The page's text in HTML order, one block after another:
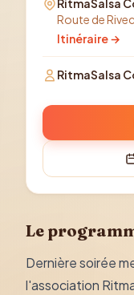
RitmaSalsa
Route de
Itinéraire →
RitmaSalsa
Le
Dernière soirée
l'association